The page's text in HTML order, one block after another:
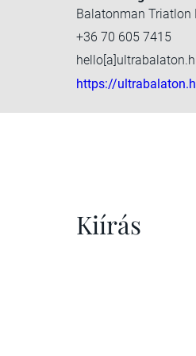
Balatonman Triatlon
+36 70 605 7415
https://
Kiírás